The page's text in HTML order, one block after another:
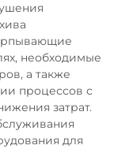
необходимые
а также
процессов с
затрат.
для